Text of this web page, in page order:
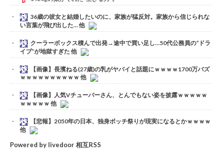
36歳の彼女と結婚したいのに、家族が猛反対。家族から信じられな
い言葉が飛び出した… 他
クーラーボックス積んで出発→途中で買い足し…50代公務員の“ドラ
イブ”が地獄すぎた 他
【画像】長濱ねる(27歳)の乳がヤバイと話題にｗｗｗｗ1700万バズ
ｗｗｗｗｗｗｗｗｗｗ 他
【画像】人気Vチューバーさん、とんでもない姿を披露ｗｗｗｗｗ
ｗｗｗｗｗ 他
【悲報】2050年の日本、独身ボッチ祭りが現実になるとかｗｗｗｗ
他
Powered by livedoor 相互RSS